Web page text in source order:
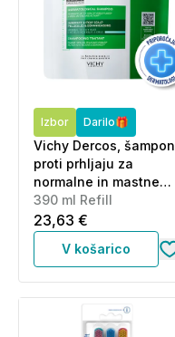
Izbor Darilo🎁
Vichy Dercos, šampon
proti prhljaju za
normalne in mastne
lase - eko refill (390
ml)
390 ml Refill
23,63 €
V košarico